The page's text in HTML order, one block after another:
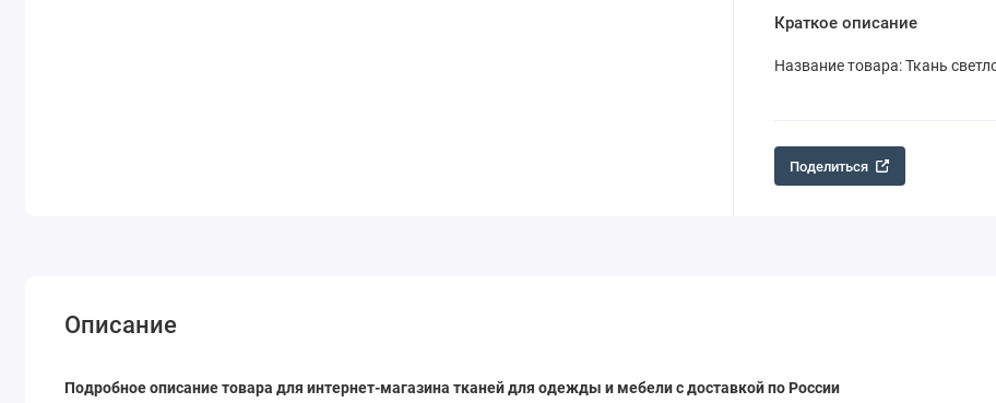
Краткое описание
Название товара: Ткань
Поделиться
Описание
Подробное описание товара для интернет-магазина тканей для одежды и мебели с доставкой по России